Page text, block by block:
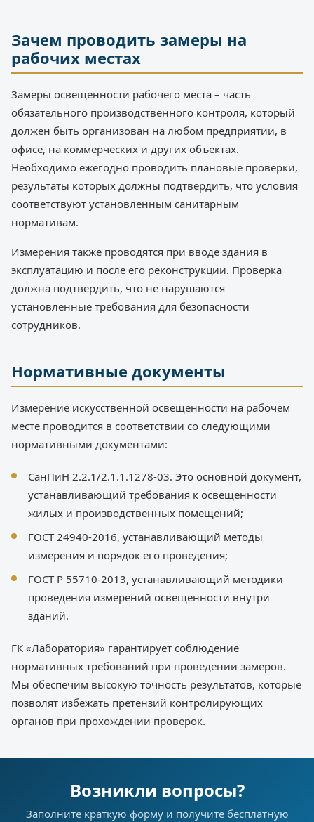
Зачем проводить замеры на
рабочих местах
Замеры освещенности рабочего места – часть
обязательного производственного контроля, который
должен быть организован на любом предприятии, в
офисе, на коммерческих и других объектах.
Необходимо ежегодно проводить плановые проверки,
результаты которых должны подтвердить, что условия
соответствуют установленным санитарным
нормативам.
Измерения также проводятся при вводе здания в
эксплуатацию и после его реконструкции. Проверка
должна подтвердить, что не нарушаются
установленные требования для безопасности
сотрудников.
Нормативные документы
Измерение искусственной освещенности на рабочем
месте проводится в соответствии со следующими
нормативными документами:
СанПиН 2.2.1/2.1.1.1278-03. Это основной документ,
устанавливающий требования к освещенности
жилых и производственных помещений;
ГОСТ 24940-2016, устанавливающий методы
измерения и порядок его проведения;
ГОСТ Р 55710-2013, устанавливающий методики
проведения измерений освещенности внутри
зданий.
ГК «Лаборатория» гарантирует соблюдение
нормативных требований при проведении замеров.
Мы обеспечим высокую точность результатов, которые
позволят избежать претензий контролирующих
органов при прохождении проверок.
Возникли вопросы?
Заполните краткую форму и получите бесплатную